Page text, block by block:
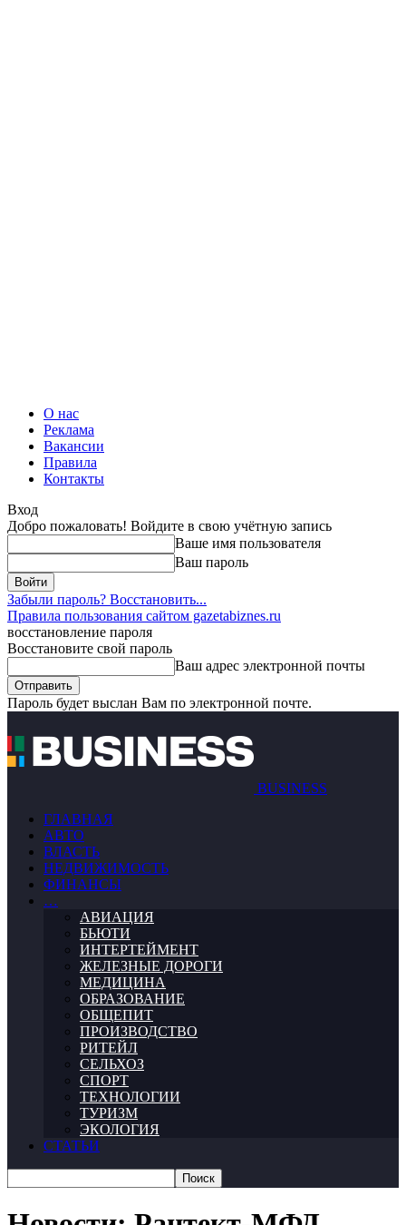
О нас
Реклама
Вакансии
Правила
Контакты
Вход
Добро пожаловать! Войдите в свою учётную запись
Ваше имя пользователя
Ваш пароль
Забыли пароль? Восстановить...
Правила пользования сайтом gazetabiznes.ru
восстановление пароля
Восстановите свой пароль
Ваш адрес электронной почты
Пароль будет выслан Вам по электронной почте.
BUSINESS
ГЛАВНАЯ
АВТО
ВЛАСТЬ
НЕДВИЖИМОСТЬ
ФИНАНСЫ
…
АВИАЦИЯ
БЬЮТИ
ИНТЕРТЕЙМЕНТ
ЖЕЛЕЗНЫЕ ДОРОГИ
МЕДИЦИНА
ОБРАЗОВАНИЕ
ОБЩЕПИТ
ПРОИЗВОДСТВО
РИТЕЙЛ
СЕЛЬХОЗ
СПОРТ
ТЕХНОЛОГИИ
ТУРИЗМ
ЭКОЛОГИЯ
СТАТЬИ